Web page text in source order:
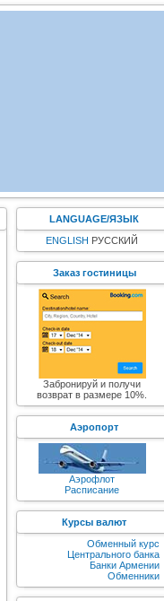
LANGUAGE/ЯЗЫК
ENGLISH РУССКИЙ
Заказ гостиницы
Забронируй и получи
возврат в размере 10%.
Аэропорт
Аэрофлот
Расписание
Курсы валют
Обменный курс
Центрального банка
Банки Армении
Обменники